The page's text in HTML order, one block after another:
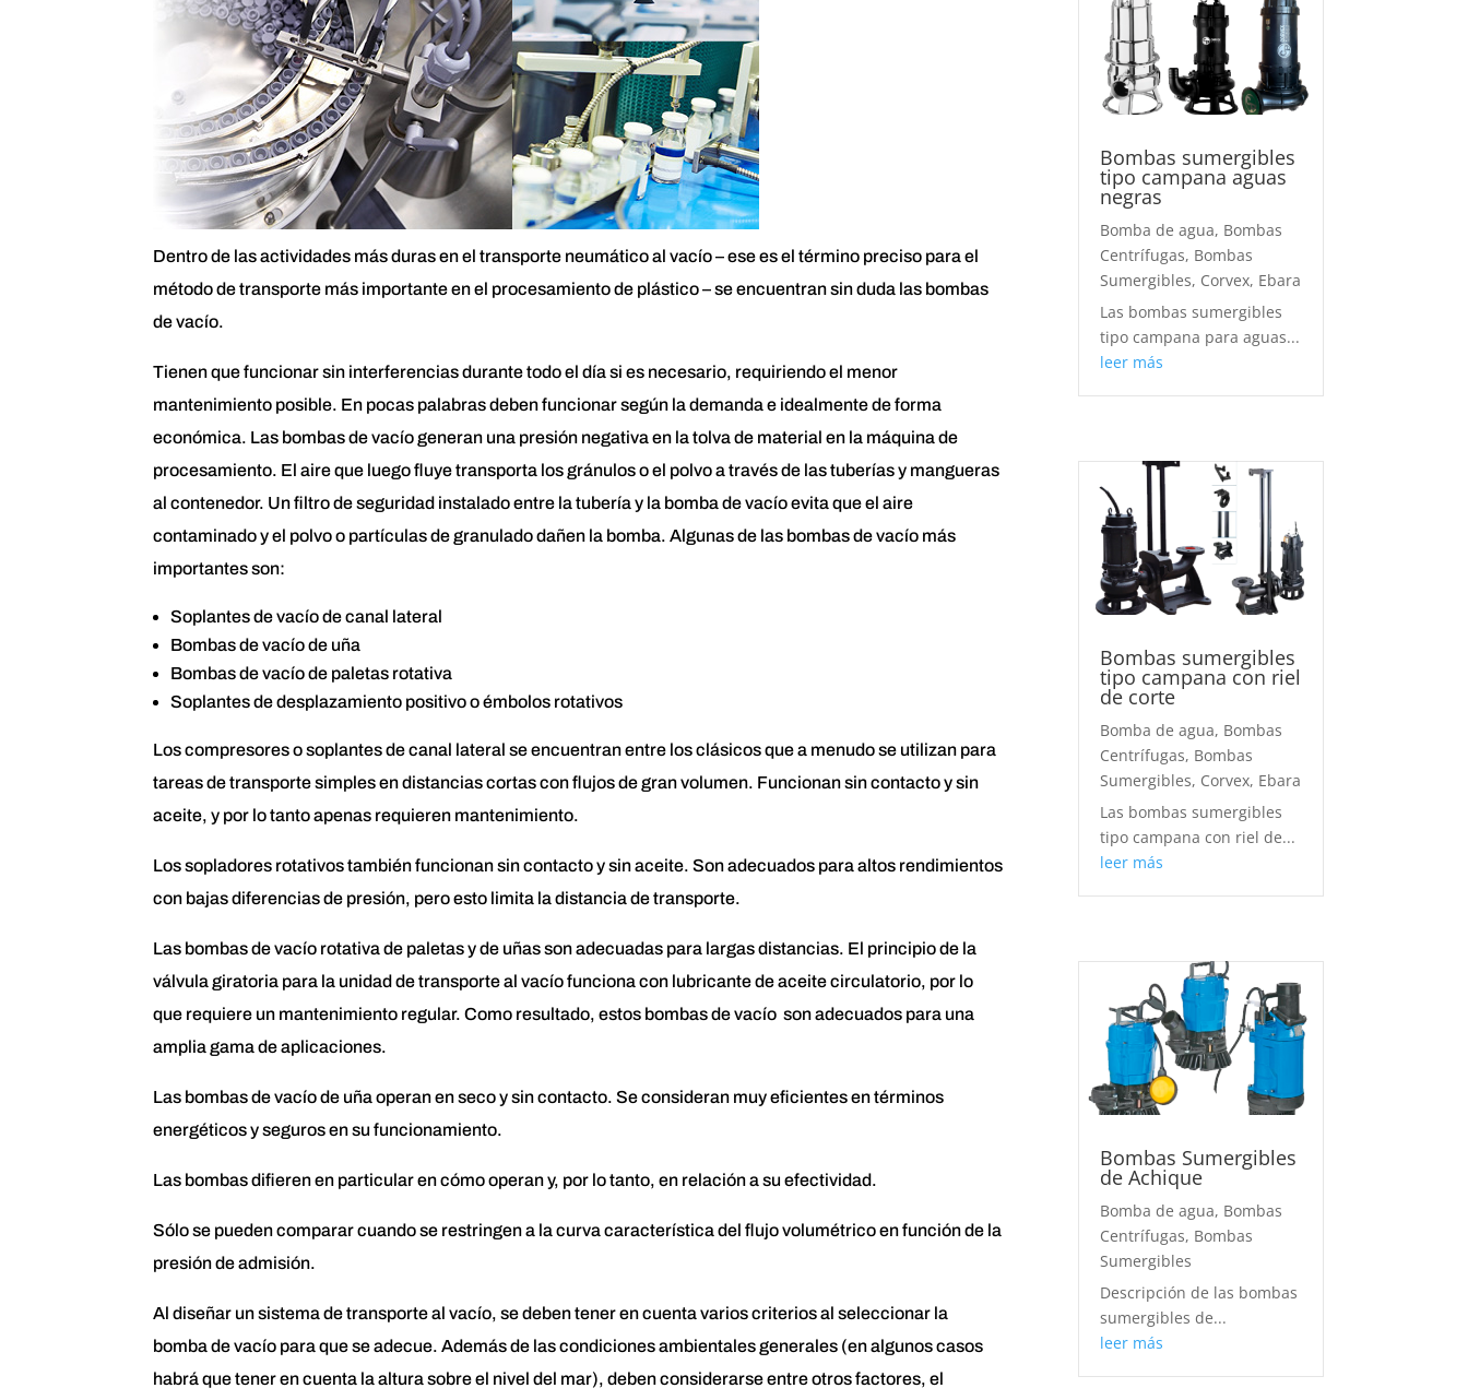
Dentro de las actividades más duras en el transporte neumático al vacío – ese es el término preciso para el
método de transporte más importante en el procesamiento de plástico – se encuentran sin duda las bombas
de vacío.
Tienen que funcionar sin interferencias durante todo el día si es necesario, requiriendo el menor
mantenimiento posible. En pocas palabras deben funcionar según la demanda e idealmente de forma
económica. Las bombas de vacío generan una presión negativa en la tolva de material en la máquina de
procesamiento. El aire que luego fluye transporta los gránulos o el polvo a través de las tuberías y mangueras
al contenedor. Un filtro de seguridad instalado entre la tubería y la bomba de vacío evita que el aire
contaminado y el polvo o partículas de granulado dañen la bomba. Algunas de las bombas de vacío más
importantes son:
Soplantes de vacío de canal lateral
Bombas de vacío de uña
Bombas de vacío de paletas rotativa
Soplantes de desplazamiento positivo o émbolos rotativos
Los compresores o soplantes de canal lateral se encuentran entre los clásicos que a menudo se utilizan para
tareas de transporte simples en distancias cortas con flujos de gran volumen. Funcionan sin contacto y sin
aceite, y por lo tanto apenas requieren mantenimiento.
Los sopladores rotativos también funcionan sin contacto y sin aceite. Son adecuados para altos rendimientos
con bajas diferencias de presión, pero esto limita la distancia de transporte.
Las bombas de vacío rotativa de paletas y de uñas son adecuadas para largas distancias. El principio de la
válvula giratoria para la unidad de transporte al vacío funciona con lubricante de aceite circulatorio, por lo
que requiere un mantenimiento regular. Como resultado, estos bombas de vacío son adecuados para una
amplia gama de aplicaciones.
Las bombas de vacío de uña operan en seco y sin contacto. Se consideran muy eficientes en términos
energéticos y seguros en su funcionamiento.
Las bombas difieren en particular en cómo operan y, por lo tanto, en relación a su efectividad.
Sólo se pueden comparar cuando se restringen a la curva característica del flujo volumétrico en función de la
presión de admisión.
Al diseñar un sistema de transporte al vacío, se deben tener en cuenta varios criterios al seleccionar la
bomba de vacío para que se adecue. Además de las condiciones ambientales generales (en algunos casos
habrá que tener en cuenta la altura sobre el nivel del mar), deben considerarse entre otros factores, el
Bombas sumergibles
tipo campana aguas
negras
Bomba de agua, Bombas
Centrífugas, Bombas
Sumergibles, Corvex, Ebara
Las bombas sumergibles
tipo campana para aguas...
leer más
Bombas sumergibles
tipo campana con riel
de corte
Bomba de agua, Bombas
Centrífugas, Bombas
Sumergibles, Corvex, Ebara
Las bombas sumergibles
tipo campana con riel de...
leer más
Bombas Sumergibles
de Achique
Bomba de agua, Bombas
Centrífugas, Bombas
Sumergibles
Descripción de las bombas
sumergibles de...
leer más